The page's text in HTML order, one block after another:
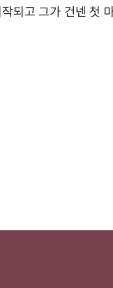
고 그가 건넨 첫